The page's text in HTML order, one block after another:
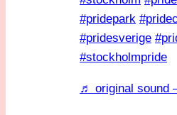
#pridepark
#pridesverige
#stockholmpride
♬ original sound